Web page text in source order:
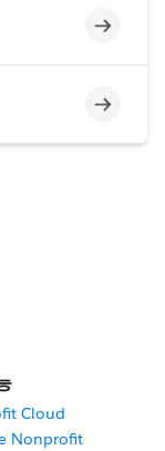
미완료
미완료
Cloud
Nonprofit